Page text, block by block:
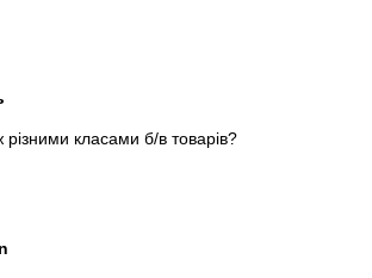
різними класами б/в товарів?